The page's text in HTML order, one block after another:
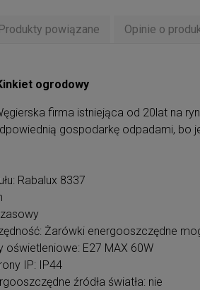
Produkty powiązane Opinie o
ogrodowy
firma istniejąca od 20lat na
gospodarkę odpadami, bo
Rabalux 8337
Żarówki energooszczędne
oświetleniowe: E27 MAX 60W
IP: IP44
źródła światła: nie